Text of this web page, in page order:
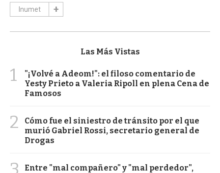
Inumet
Las Más Vistas
1
"¡Volvé a Adeom!": el filoso comentario de
Yesty Prieto a Valeria Ripoll en plena Cena de
Famosos
2
Cómo fue el siniestro de tránsito por el que
murió Gabriel Rossi, secretario general de
Drogas
Entre "mal compañero" y "mal perdedor",